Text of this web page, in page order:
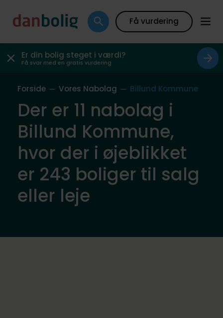
Få vurdering
Er din bolig steget i værdi?
Få svar med en gratis vurdering
Forside Vores Nabolag Billund Kommune
Der er 11 nabolag i
Billund Kommune,
hvor der i øjeblikket
er 243 boliger til salg
eller leje